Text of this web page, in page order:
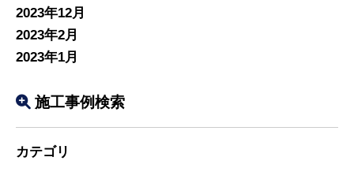
2023年12月
2023年2月
2023年1月
施工事例検索
カテゴリ